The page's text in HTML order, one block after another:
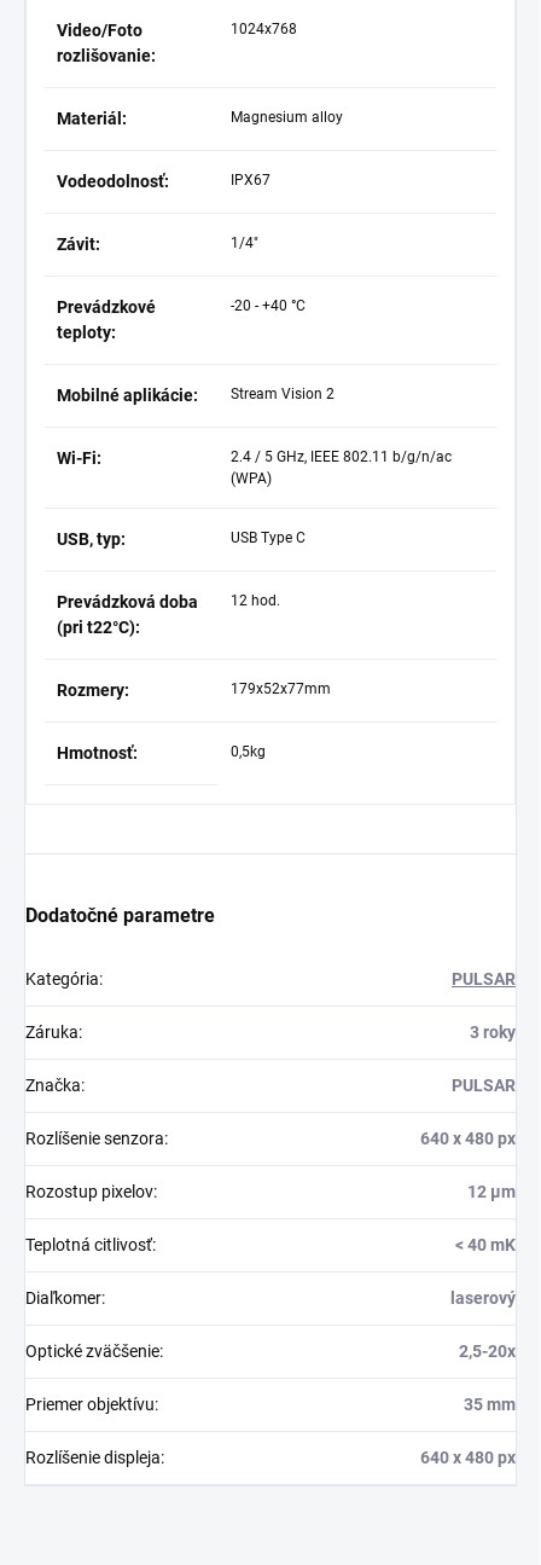
Video/Foto
rozlišovanie:
1024x768
Materiál: Magnesium alloy
Vodeodolnosť: IPX67
Závit: 1/4"
Prevádzkové
teploty:
-20 - +40 °C
Mobilné aplikácie: Stream Vision 2
Wi-Fi:
2.4 / 5 GHz, IEEE 802.11 b/g/n/ac
(WPA)
USB, typ: USB Type C
Prevádzková doba
(pri t22°C):
12 hod.
Rozmery: 179х52х77mm
Hmotnosť: 0,5kg
Dodatočné parametre
Kategória: PULSAR
Záruka: 3 roky
Značka: PULSAR
Rozlíšenie senzora: 640 x 480 px
Rozostup pixelov: 12 µm
Teplotná citlivosť: < 40 mK
Diaľkomer: laserový
Optické zväčšenie: 2,5-20x
Priemer objektívu: 35 mm
Rozlíšenie displeja: 640 x 480 px